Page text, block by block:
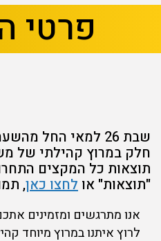
פרטי
חלק במרוץ קהילתי של
תוצאות כל המקצים
"תוצאות" או לחצו כאן,
אנו מתרגשים ומזמינים
לרוץ איתנו במרוץ מיוחד